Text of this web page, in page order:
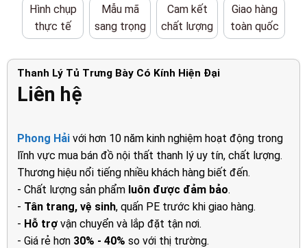
Hình chụp
thực tế
Mẫu mã
sang trọng
Cam kết
chất lượng
Giao hàng
toàn quốc
Thanh Lý Tủ Trưng Bày Có Kính Hiện Đại
Liên hệ
Phong Hảivới hơn 10 năm kinh nghiệm hoạt động trong
lĩnh vực mua bán đồ nội thất thanh lý uy tín, chất lượng.
Thương hiệu nổi tiếng nhiều khách hàng biết đến.
- Chất lượng sản phẩm luôn được đảm bảo.
- Tân trang, vệ sinh, quấn PE trước khi giao hàng.
- Hỗ trợvận chuyển và lắp đặt tận nơi.
- Giá rẻ hơn 30% - 40% so với thị trường.